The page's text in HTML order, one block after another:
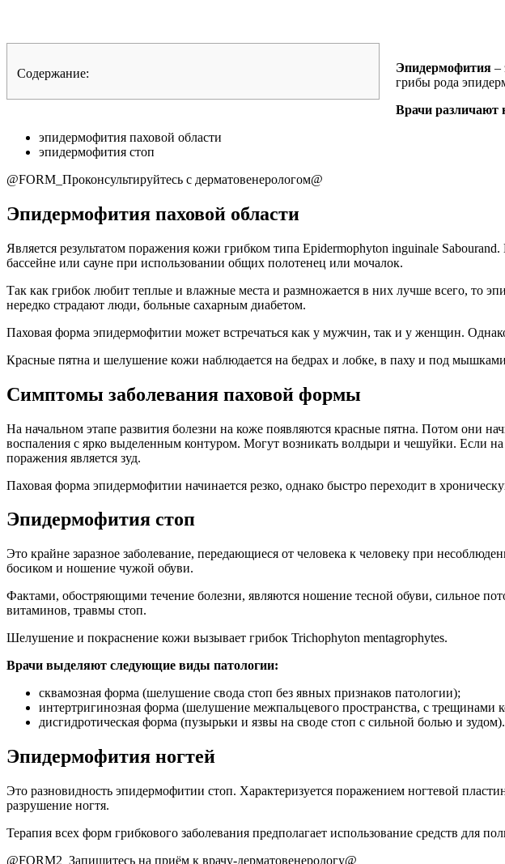
Содержание: Эпидермофития –
грибы рода
Врачи различают
эпидермофития паховой области
эпидермофития стоп
@FORM_Проконсультируйтесь с дерматовенерологом@
Эпидермофития паховой области
Является результатом поражения кожи грибком типа Epidermophyton inguinale
бассейне или сауне при использовании общих полотенец или мочалок.
Так как грибок любит теплые и влажные места и размножается в них лучше всего, то
нередко страдают люди, больные сахарным диабетом.
Паховая форма эпидермофитии может встречаться как у мужчин, так и у женщин.
Красные пятна и шелушение кожи наблюдается на бедрах и лобке, в паху и под
Симптомы заболевания паховой формы
На начальном этапе развития болезни на коже появляются красные пятна. Потом они
воспаления с ярко выделенным контуром. Могут возникать волдыри и чешуйки. Если
поражения является зуд.
Паховая форма эпидермофитии начинается резко, однако быстро переходит в
Эпидермофития стоп
Это крайне заразное заболевание, передающиеся от человека к человеку при
босиком и ношение чужой обуви.
Фактами, обостряющими течение болезни, являются ношение тесной обуви, сильное
витаминов, травмы стоп.
Шелушение и покраснение кожи вызывает грибок Trichophyton mentagrophytes.
Врачи выделяют следующие виды патологии:
сквамозная форма (шелушение свода стоп без явных признаков патологии);
интертригинозная форма (шелушение межпальцевого пространства, с
дисгидротическая форма (пузырьки и язвы на своде стоп с сильной болью и зудом).
Эпидермофития ногтей
Это разновидность эпидермофитии стоп. Характеризуется поражением ногтевой
разрушение ногтя.
Терапия всех форм грибкового заболевания предполагает использование средств для
@FORM2_Запишитесь на приём к врачу-дерматовенерологу@